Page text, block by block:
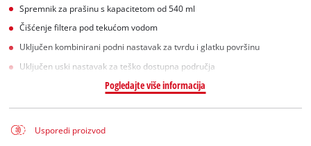
Spremnik za prašinu s kapacitetom od 540 ml
Čišćenje filtera pod tekućom vodom
Uključen kombinirani podni nastavak za tvrdu i glatku površinu
Uključen uski nastavak za teško dostupna područja
Pogledajte više informacija
Usporedi proizvod